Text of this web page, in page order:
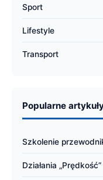
Sport
Lifestyle
Transport
Popularne
Szkolenie
Działania